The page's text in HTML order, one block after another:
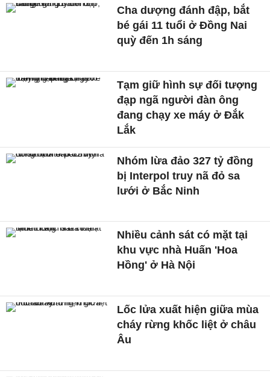
Cha dượng đánh đập, bắt
bé gái 11 tuổi ở Đồng Nai
quỳ đến 1h sáng
Tạm giữ hình sự đối tượng
đạp ngã người đàn ông
đang chạy xe máy ở Đắk
Lắk
Nhóm lừa đảo 327 tỷ đồng
bị Interpol truy nã đỏ sa
lưới ở Bắc Ninh
Nhiều cảnh sát có mặt tại
khu vực nhà Huấn 'Hoa
Hồng' ở Hà Nội
Lốc lửa xuất hiện giữa mùa
cháy rừng khốc liệt ở châu
Âu